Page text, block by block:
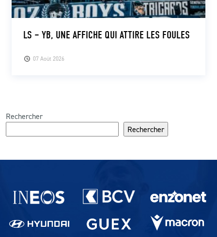
07 Août 2026
LS – YB, UNE AFFICHE QUI ATTIRE LES FOULES
Rechercher
Rechercher
Partenaires du lausanne-Sport